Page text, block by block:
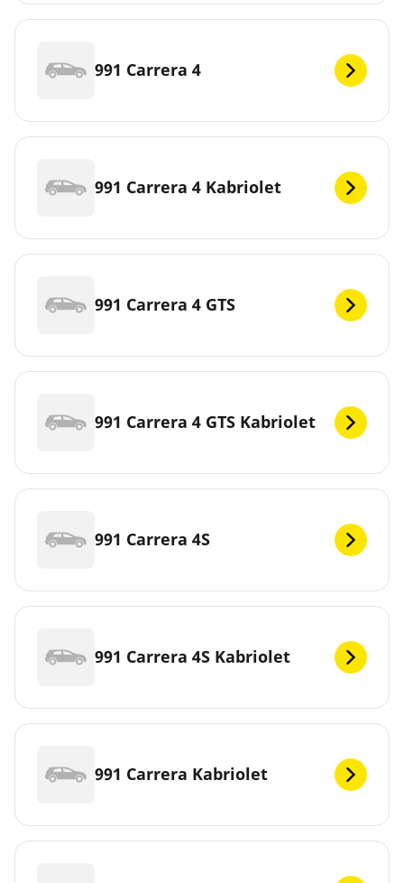
991 Carrera 4
991 Carrera 4 Kabriolet
991 Carrera 4 GTS
991 Carrera 4 GTS Kabriolet
991 Carrera 4S
991 Carrera 4S Kabriolet
991 Carrera Kabriolet